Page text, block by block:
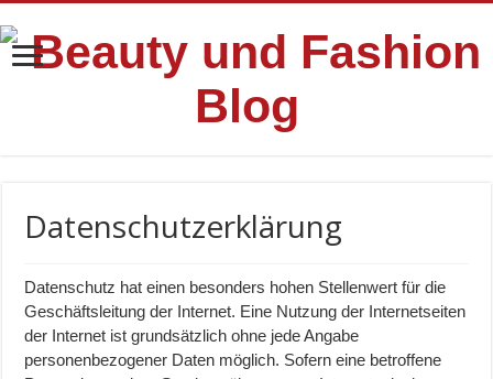
Datenschutzerklärung
Datenschutz hat einen besonders hohen Stellenwert für die
Geschäftsleitung der Internet. Eine Nutzung der Internetseiten
der Internet ist grundsätzlich ohne jede Angabe
personenbezogener Daten möglich. Sofern eine betroffene